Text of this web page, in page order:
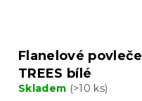
Flanelové
TREES bílé
Skladem (>10 ks)